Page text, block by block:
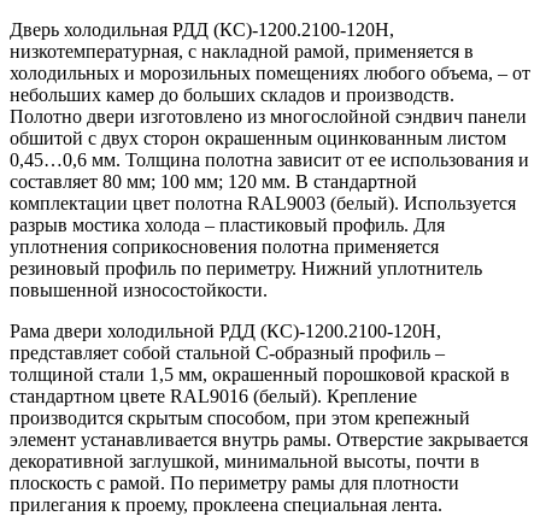
Дверь холодильная РДД (КС)-1200.2100-120Н,
низкотемпературная, с накладной рамой, применяется в
холодильных и морозильных помещениях любого объема, – от
небольших камер до больших складов и производств.
Полотно двери изготовлено из многослойной сэндвич панели
обшитой с двух сторон окрашенным оцинкованным листом
0,45…0,6 мм. Толщина полотна зависит от ее использования и
составляет 80 мм; 100 мм; 120 мм. В стандартной
комплектации цвет полотна RAL9003 (белый). Используется
разрыв мостика холода – пластиковый профиль. Для
уплотнения соприкосновения полотна применяется
резиновый профиль по периметру. Нижний уплотнитель
повышенной износостойкости.
Рама двери холодильной РДД (КС)-1200.2100-120Н,
представляет собой стальной С-образный профиль –
толщиной стали 1,5 мм, окрашенный порошковой краской в
стандартном цвете RAL9016 (белый). Крепление
производится скрытым способом, при этом крепежный
элемент устанавливается внутрь рамы. Отверстие закрывается
декоративной заглушкой, минимальной высоты, почти в
плоскость с рамой. По периметру рамы для плотности
прилегания к проему, проклеена специальная лента.